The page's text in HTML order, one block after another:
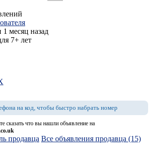
месяц назад
7+ лет
на код, чтобы быстро набрать номер
сказать что вы нашли объявление на
продавца Все объявления продавца (15)